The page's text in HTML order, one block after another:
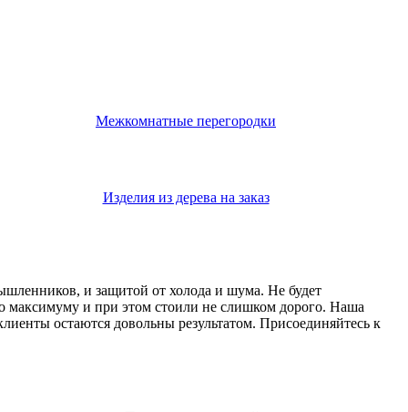
Межкомнатные перегородки
Изделия из дерева на заказ
и защитой от холода и шума. Не будет
максимуму и при этом стоили не слишком дорого. Наша
остаются довольны результатом. Присоединяйтесь к